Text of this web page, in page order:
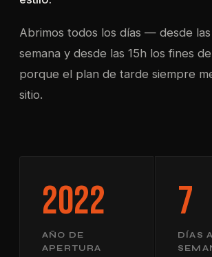
Abrimos todos los días — desde
semana y desde las 15h los fines
porque el plan de tarde siempre
sitio.
2022
AÑO DE
APERTURA
7
DÍAS